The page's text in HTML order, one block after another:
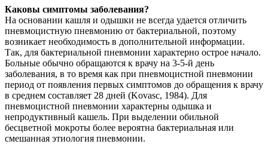
Каковы симптомы заболевания?
На основании кашля и одышки не всегда удается отличить
пневмоцистную пневмонию от бактериальной, поэтому
возникает необходимость в дополнительной информации.
Так, для бактериальной пневмонии характерно острое начало.
Больные обычно обращаются к врачу на 3-5-й день
заболевания, в то время как при пневмоцистной пневмонии
период от появления первых симптомов до обращения к врачу
в среднем составляет 28 дней (Kovasc, 1984). Для
пневмоцистной пневмонии характерны одышка и
непродуктивный кашель. При выделении обильной
бесцветной мокроты более вероятна бактериальная или
смешанная этиология пневмонии.